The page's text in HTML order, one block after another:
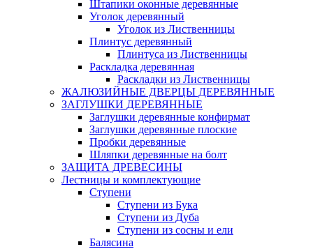
Штапики оконные деревянные
Уголок деревянный
Уголок из Лиственницы
Плинтус деревянный
Плинтуса из Лиственницы
Раскладка деревянная
Раскладки из Лиственницы
ЖАЛЮЗИЙНЫЕ ДВЕРЦЫ ДЕРЕВЯННЫЕ
ЗАГЛУШКИ ДЕРЕВЯННЫЕ
Заглушки деревянные конфирмат
Заглушки деревянные плоские
Пробки деревянные
Шляпки деревянные на болт
ЗАЩИТА ДРЕВЕСИНЫ
Лестницы и комплектующие
Ступени
Ступени из Бука
Ступени из Дуба
Ступени из сосны и ели
Балясина